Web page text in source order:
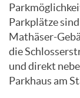
Parkplätze
Mathäser-
die
und direkt
Parkhaus am